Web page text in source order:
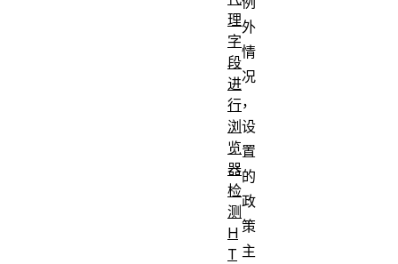
外
情
况
，
设
置
的
政
策
主
理
字
段
进
行
浏
览
器
检
测
H
T